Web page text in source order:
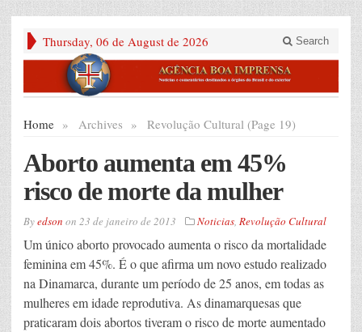
Thursday, 06 de August de 2026 Search
Home » Archives » Revolução Cultural (Page 19)
Aborto aumenta em 45%
risco de morte da mulher
Byedson on 23 de janeiro de 2013 Noticias, Revolução Cultural
Um único aborto provocado aumenta o risco da mortalidade
feminina em 45%. É o que afirma um novo estudo realizado
na Dinamarca, durante um período de 25 anos, em todas as
mulheres em idade reprodutiva. As dinamarquesas que
praticaram dois abortos tiveram o risco de morte aumentado